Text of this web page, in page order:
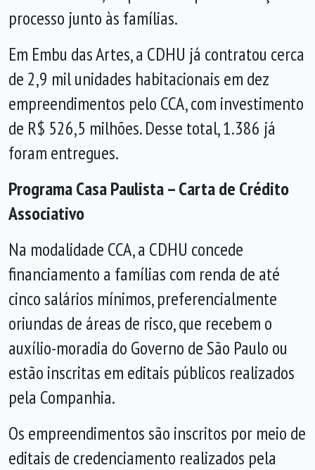
processo junto às famílias.
Em Embu das Artes, a CDHU já contratou cerca
de 2,9 mil unidades habitacionais em dez
empreendimentos pelo CCA, com investimento
de R$ 526,5 milhões. Desse total, 1.386 já
foram entregues.
Programa Casa Paulista – Carta de Crédito
Associativo
Na modalidade CCA, a CDHU concede
financiamento a famílias com renda de até
cinco salários mínimos, preferencialmente
oriundas de áreas de risco, que recebem o
auxílio-moradia do Governo de São Paulo ou
estão inscritas em editais públicos realizados
pela Companhia.
Os empreendimentos são inscritos por meio de
editais de credenciamento realizados pela